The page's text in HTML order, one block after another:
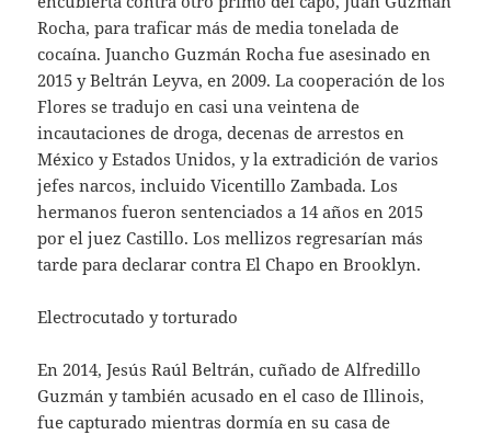
Rocha, para traficar más de media tonelada de
cocaína. Juancho Guzmán Rocha fue asesinado en
2015 y Beltrán Leyva, en 2009. La cooperación de los
Flores se tradujo en casi una veintena de
incautaciones de droga, decenas de arrestos en
México y Estados Unidos, y la extradición de varios
jefes narcos, incluido Vicentillo Zambada. Los
hermanos fueron sentenciados a 14 años en 2015
por el juez Castillo. Los mellizos regresarían más
tarde para declarar contra El Chapo en Brooklyn.
Electrocutado y torturado
En 2014, Jesús Raúl Beltrán, cuñado de Alfredillo
Guzmán y también acusado en el caso de Illinois,
fue capturado mientras dormía en su casa de